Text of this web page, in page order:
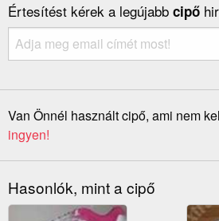
Értesítést kérek a legújabb cipő
Van Önnél használt cipő, ami nem
ingyen!
Hasonlók, mint a cipő